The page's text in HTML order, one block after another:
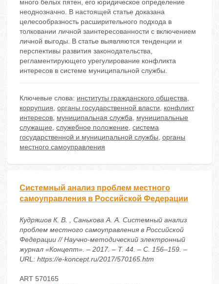
много белых пятен, его юридическое определение
неоднозначно. В настоящей статье доказана
целесообразность расширительного подхода в
толковании личной заинтересованности с включением
личной выгоды. В статье выявляются тенденции и
перспективы развития законодательства,
регламентирующего урегулирование конфликта
интересов в системе муниципальной службы.
Ключевые слова: институты гражданского общества,
коррупция, органы государственной власти, конфликт
интересов, муниципальная служба, муниципальные
служащие, служебное положение, система
государственной и муниципальной службы, органы
местного самоуправления
Системный анализ проблем местного
самоуправления в Российской Федерации
Кудряшов К. В. , Санькова А. А. Системный анализ
проблем местного самоуправления в Российской
Федерации // Научно-методический электронный
журнал «Концепт». – 2017. – Т. 44. – С. 156–159. –
URL: https://e-koncept.ru/2017/570165.htm
ART 570165